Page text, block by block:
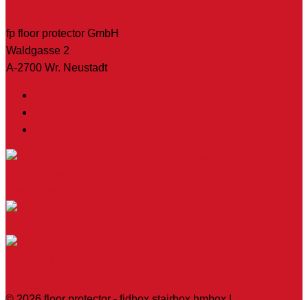
fp floor protector GmbH
Waldgasse 2
A-2700 Wr. Neustadt